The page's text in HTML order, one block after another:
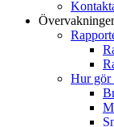
Hur gör